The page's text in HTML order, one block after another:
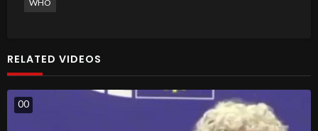
WHO
RELATED VIDEOS
00